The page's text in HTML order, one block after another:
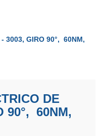
3003, GIRO 90°, 60NM,
DE
90°, 60NM,